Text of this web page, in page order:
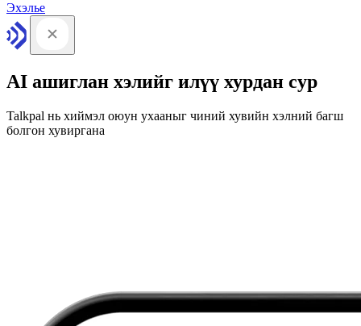
Эхэлье
AI ашиглан хэлийг илүү хурдан сур
Talkpal нь хиймэл оюун ухааныг чиний хувийн хэлний багш
болгон хувиргана